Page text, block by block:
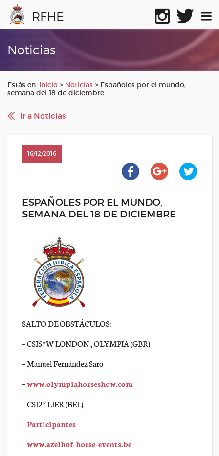
RFHE
Noticias
Estás en: Inicio > Noticias > Españoles por el mundo,
semana del 18 de diciembre
Ir a Noticias
16/12/2016
ESPAÑOLES POR EL MUNDO,
SEMANA DEL 18 DE DICIEMBRE
SALTO DE OBSTÁCULOS:
– CSI5*W LONDON , OLYMPIA (GBR)
– Manuel Fernández Saro
–www.olympiahorseshow.com
– CSI2* LIER (BEL)
–Participantes
–www.azelhof-horse-events.be